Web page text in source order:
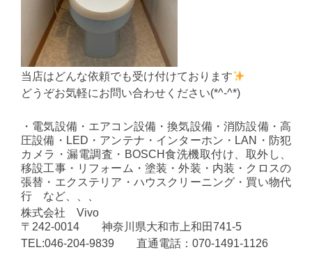
当店はどんな依頼でも受け付けております
どうぞお気軽にお問い合わせください(*^-^*)
・電気設備・エアコン設備・換気設備・消防設備・高
圧設備・LED・アンテナ・インターホン・LAN・防犯
カメラ・漏電調査・BOSCH食洗機取付け、取外し、
移設工事・リフォーム・塗装・外装・内装・クロスの
張替・エクステリア・ハウスクリーニング・買い物代
行 など、、、
株式会社 Vivo
〒242-0014 神奈川県大和市上和田741-5
TEL:046-204-9839 直通電話：070-1491-1126